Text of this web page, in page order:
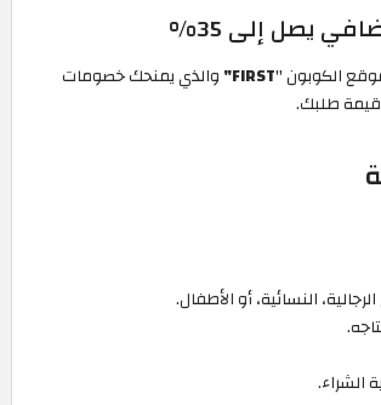
يصل إلى 35%
الكوبون "FIRST" والذي يمنحك خصومات
النسائية، أو الأطفال.
الشراء.